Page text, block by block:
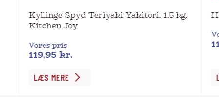
Kyllinge Spyd Teriyaki Yakitori. 1.5 kg.
Kitchen Joy
Vores pris
119,95 kr.
LÆS MERE